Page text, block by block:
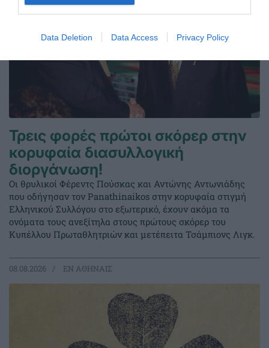
Data Deletion Data Access Privacy Policy
Τρεις φορές πρώτοι σκόρερ στην
κορυφαία διασυλλογική
διοργάνωση!
Οι θρυλικοί Φέρεντς Πούσκας και Αντώνης Αντωνιάδης
που οδήγησαν τον Panathinaikos στην κορυφαία στιγμή
Ελληνικού Συλλόγου στο εξωτερικό, έχουν ακόμα τα
ονόματα τους ανεξίτηλα στους πρώτους σκόρερ του
Κυπέλλου Πρωταθλητριών και μετέπειτα Τσάμπιονς Λιγκ.
08.08.2026 EΝ ΑΘΗΝΑΙΣ